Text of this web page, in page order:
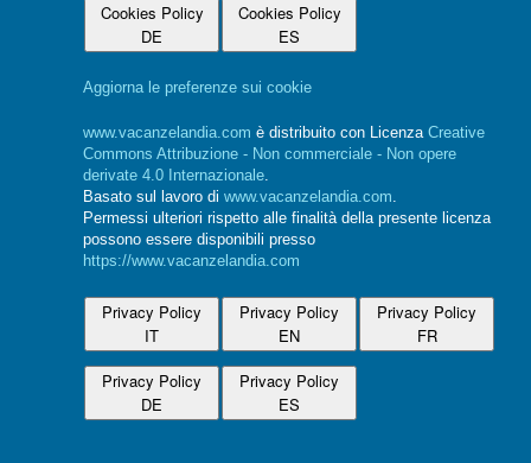
Cookies Policy
DE
Cookies Policy
ES
Aggiorna le preferenze sui cookie
www.vacanzelandia.com è distribuito con Licenza Creative
Commons Attribuzione - Non commerciale - Non opere
derivate 4.0 Internazionale.
Basato sul lavoro di www.vacanzelandia.com.
Permessi ulteriori rispetto alle finalità della presente licenza
possono essere disponibili presso
https://www.vacanzelandia.com
Privacy Policy
IT
Privacy Policy
EN
Privacy Policy
FR
Privacy Policy
DE
Privacy Policy
ES